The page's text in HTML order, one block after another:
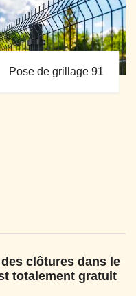
Pose de grillage 91
clôtures dans le
totalement gratuit